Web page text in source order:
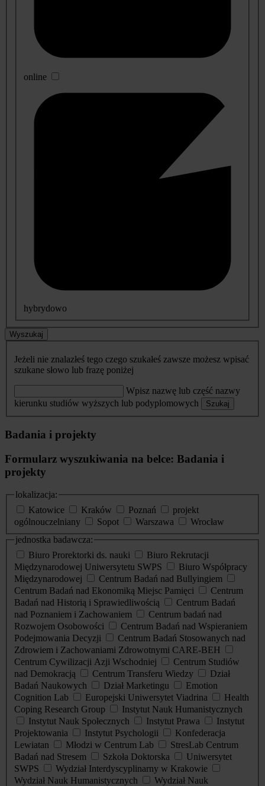
online
hybrydowo
Wyszukaj
Jeżeli nie znalazłeś tego czego szukałeś zawsze możesz wpisać
szukane słowo lub frazę poniżej
Wpisz nazwę lub część nazwy
kierunku studiów wyższych lub podyplomowych
Szukaj
Badania i projekty
Formularz wyszukiwania na belce: Badania i
projekty
lokalizacja:
Katowice
Kraków Poznań
projekt
ogólnouczelniany
Sopot Warszawa
Wrocław
jednostka badawcza:
Biuro Prorektorki ds. nauki
Biuro Rekrutacji
Międzynarodowej Uniwersytetu SWPS
Biuro Współpracy
Międzynarodowej
Centrum Badań nad Bullyingiem
Centrum Badań nad Ekonomiką Miejsc Pamięci
Centrum
Badań nad Historią i Sprawiedliwością
Centrum Badań
nad Poznaniem i Zachowaniem
Centrum badań nad
Rozwojem Osobowości
Centrum Badań nad Wspieraniem
Podejmowania Decyzji
Centrum Badań Stosowanych nad
Zdrowiem i Zachowaniami Zdrowotnymi CARE-BEH
Centrum Cywilizacji Azji Wschodniej
Centrum Studiów
nad Demokracją
Centrum Transferu Wiedzy
Dział
Badań Naukowych
Dział Marketingu
Emotion
Cognition Lab
Europejski Uniwersytet Viadrina
Health
Coping Research Group
Instytut Nauk Humanistycznych
Instytut Nauk Społecznych
Instytut Prawa
Instytut
Projektowania
Instytut Psychologii
Konfederacja
Lewiatan
Młodzi w Centrum Lab
StresLab Centrum
Badań nad Stresem
Szkoła Doktorska
Uniwersytet
SWPS
Wydział Interdyscyplinarny w Krakowie
Wydział Nauk Humanistycznych
Wydział Nauk